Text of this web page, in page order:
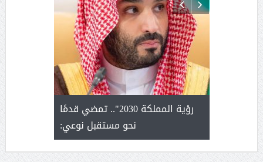
يحصل
رؤية المملكة 2030".. تمضي قدمًا
نحو مستقبل نوعي:
ورشة
عنيزة